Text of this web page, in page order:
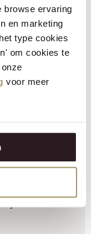
browse ervaring
en marketing
type cookies
om cookies te
voor meer
Jaar 2026
jouw moeder